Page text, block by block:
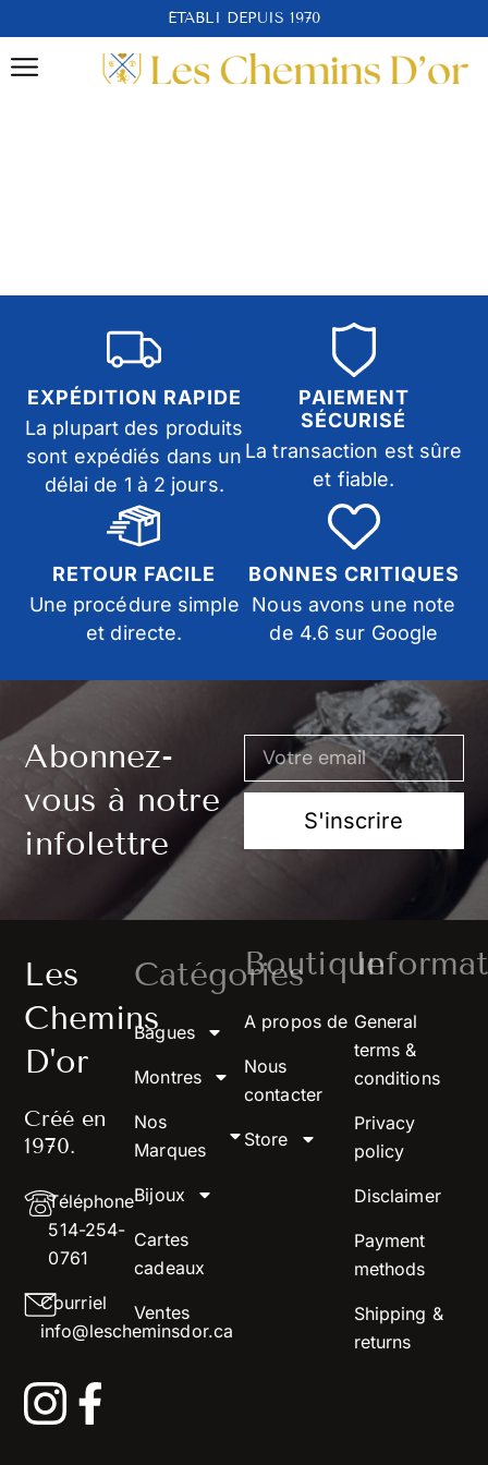
ÉTABLI DEPUIS 1970
EXPÉDITION RAPIDE
La plupart des produits
sont expédiés dans un
délai de 1 à 2 jours.
PAIEMENT
SÉCURISÉ
La transaction est sûre
et fiable.
RETOUR FACILE
Une procédure simple
et directe.
BONNES CRITIQUES
Nous avons une note
de 4.6 sur Google
Abonnez-
vous à notre
infolettre
S'inscrire
Les
Chemins
D'or
Créé en
1970.
Téléphone
514-254-
0761
Courriel
info@lescheminsdor.ca
Catégories
Bagues
Montres
Nos
Marques
Bijoux
Cartes
cadeaux
Ventes
Boutique
A propos de
Nous
contacter
Store
General
terms &
conditions
Privacy
policy
Disclaimer
Payment
methods
Shipping &
returns